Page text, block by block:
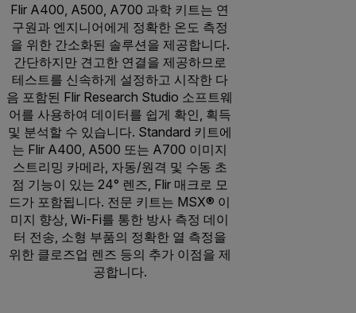
Flir A400, A500, A700 과학 키트는 연
구원과 엔지니어에게 정확한 온도 측정
을 위한 간소화된 솔루션을 제공합니다.
간단하지만 견고한 연결을 제공하므로
테스트를 신속하게 설정하고 시작한 다
음 포함된 Flir Research Studio 소프트웨
어를 사용하여 데이터를 쉽게 확인, 획득
및 분석할 수 있습니다. Standard 키트에
는 Flir A400, A500 또는 A700 이미지
스트리밍 카메라, 자동/원격 및 수동 초
점 기능이 있는 24° 렌즈, Flir 매크로 모
드가 포함됩니다. 전문 키트는 MSX® 이
미지 향상, Wi-Fi를 통한 방사 측정 데이
터 전송, 소형 부품의 정확한 열 측정을
위한 클로즈업 렌즈 등의 추가 이점을 제
공합니다.